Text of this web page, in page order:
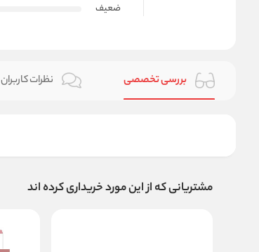
ضعیف
بررسی تخصصی نظرات کاربران
مشتریانی که از این مورد خریداری کرده اند